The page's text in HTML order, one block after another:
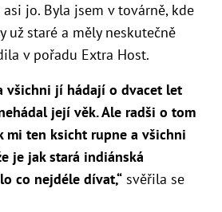
jo. Byla jsem v továrně, kde
už staré a měly neskutečně
v pořadu Extra Host.
všichni jí hádají o dvacet let
její věk. Ale radši o tom
mi ten ksicht rupne a všichni
je jak stará indiánská
co nejdéle dívat,“ svěřila se